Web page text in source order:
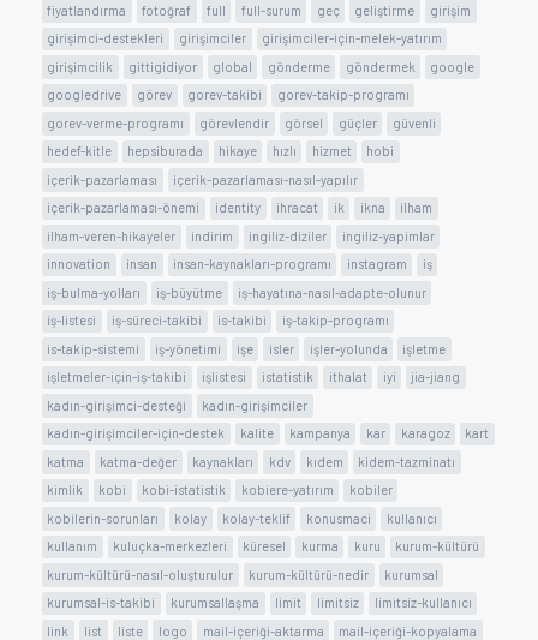
fiyatlandırma
fotoğraf full full-surum geç geliştirme
girişim
girişimci-destekleri
girişimciler
girişimciler-için-melek-yatırım
girişimcilik
gittigidiyor global gönderme göndermek
google
googledrive
görev gorev-takibi
gorev-takip-programı
gorev-verme-programı
görevlendir görsel güçler
güvenli
hedef-kitle
hepsiburada hikaye hızlı hizmet
hobi
içerik-pazarlaması
içerik-pazarlaması-nasıl-yapılır
içerik-pazarlaması-önemi
identity ihracat ik ikna
ilham
ilham-veren-hikayeler
indirim ingiliz-diziler
ingiliz-yapimlar
innovation
insan insan-kaynakları-programı instagram
iş
iş-bulma-yolları
iş-büyütme
iş-hayatına-nasıl-adapte-olunur
iş-listesi
iş-süreci-takibi is-takibi
iş-takip-programı
is-takip-sistemi
iş-yönetimi işe isler işler-yolunda
işletme
işletmeler-için-iş-takibi
işlistesi istatistik ithalat iyi
jia-jiang
kadın-girişimci-desteği
kadın-girişimciler
kadın-girişimciler-için-destek
kalite kampanya kar karagoz
kart
katma
katma-değer kaynakları kdv kıdem
kidem-tazminatı
kimlik
kobi kobi-istatistik kobiere-yatırım
kobiler
kobilerin-sorunları
kolay kolay-teklif konusmaci
kullanıcı
kullanım
kuluçka-merkezleri küresel kurma kuru
kurum-kültürü
kurum-kültürü-nasıl-oluşturulur
kurum-kültürü-nedir
kurumsal
kurumsal-is-takibi
kurumsallaşma limit limitsiz
limitsiz-kullanıcı
link
list liste logo mail-içeriği-aktarma
mail-içeriği-kopyalama